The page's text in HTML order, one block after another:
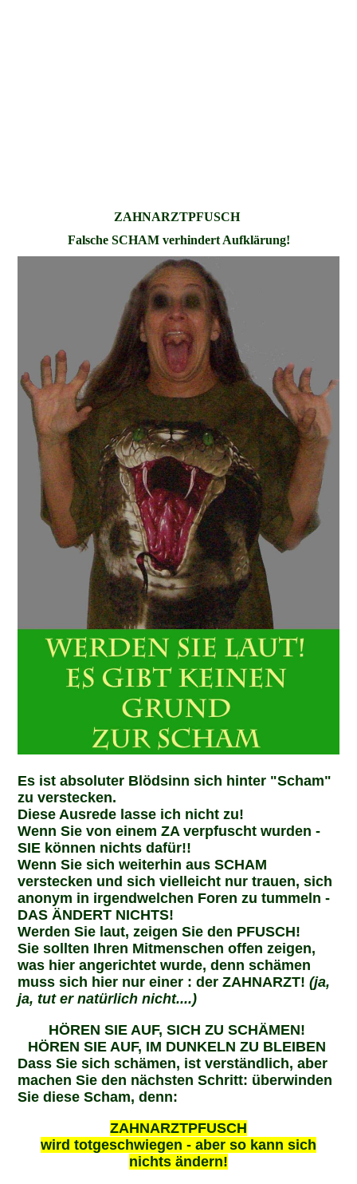
ZAHNARZTPFUSCH
Falsche SCHAM verhindert Aufklärung!
Es ist absoluter Blödsinn sich hinter "Scham"
zu verstecken.
Diese Ausrede lasse ich nicht zu!
Wenn Sie von einem ZA verpfuscht wurden -
SIE können nichts dafür!!
Wenn Sie sich weiterhin aus SCHAM
verstecken und sich vielleicht nur trauen, sich
anonym in irgendwelchen Foren zu tummeln -
DAS ÄNDERT NICHTS!
Werden Sie laut, zeigen Sie den PFUSCH!
Sie sollten Ihren Mitmenschen offen zeigen,
was hier angerichtet wurde, denn schämen
muss sich hier nur einer : der ZAHNARZT!(ja,
ja, tut er natürlich nicht....)
HÖREN SIE AUF, SICH ZU SCHÄMEN!
HÖREN SIE AUF, IM DUNKELN ZU BLEIBEN
Dass Sie sich schämen, ist verständlich, aber
machen Sie den nächsten Schritt: überwinden
Sie diese Scham, denn:
ZAHNARZTPFUSCH
wird totgeschwiegen - aber so kann sich
nichts ändern!